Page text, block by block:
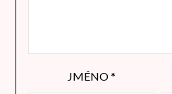
JMÉNO*